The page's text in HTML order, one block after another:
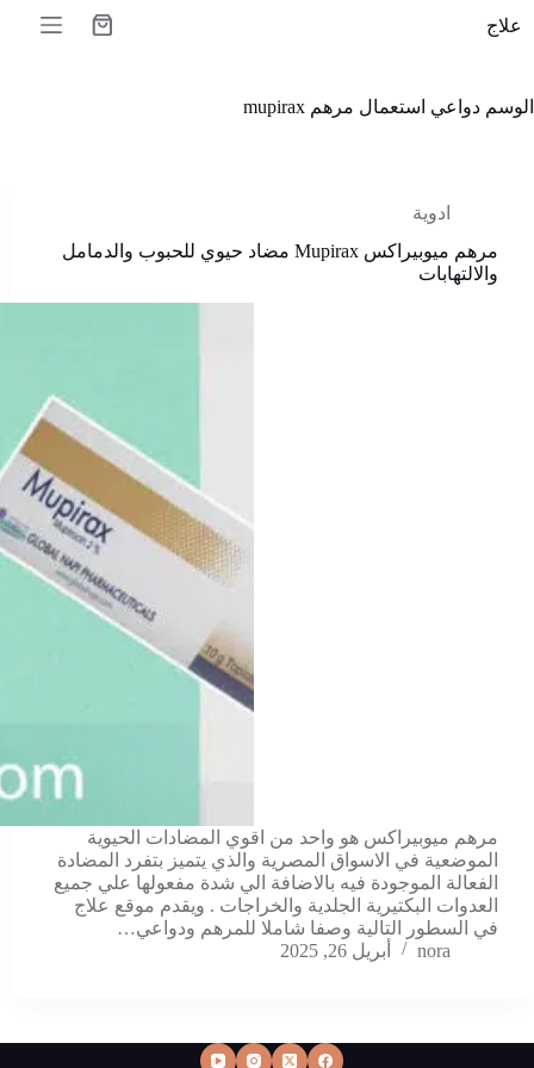
إلىعلاج
عربة
الوسم دواعي استعمال مرهم mupirax
ادوية
مرهم ميوبيراكس Mupirax مضاد حيوي للحبوب والدمامل
والالتهابات
مرهم ميوبيراكس هو واحد من اقوي المضادات الحيوية
الموضعية في الاسواق المصرية والذي يتميز بتفرد المضادة
الفعالة الموجودة فيه بالاضافة الي شدة مفعولها علي جميع
العدوات البكتيرية الجلدية والخراجات . ويقدم موقع علاج
في السطور التالية وصفا شاملا للمرهم ودواعي…
nora
أبريل 26, 2025